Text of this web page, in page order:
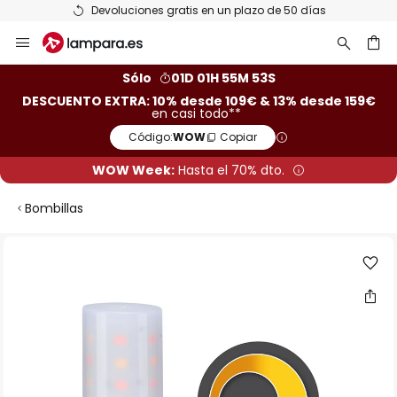
Devoluciones gratis en un plazo de 50 días
al
Sólo
01D 01H 55M 52S
DESCUENTO EXTRA: 10% desde 109€ & 13% desde 159€
en casi todo**
Código:WOW Copiar
WOW Week: Hasta el 70% dto.
Bombillas